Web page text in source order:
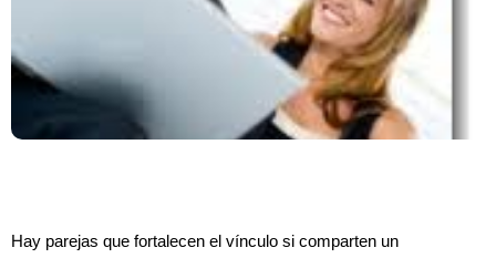
Hay parejas que fortalecen el vínculo si comparten un